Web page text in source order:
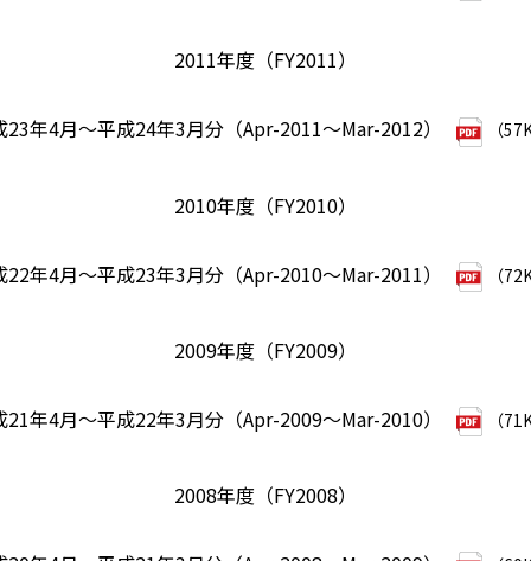
2011年度（FY2011）
23年4月～平成24年3月分（Apr-2011～Mar-2012） （
2010年度（FY2010）
22年4月～平成23年3月分（Apr-2010～Mar-2011） （
2009年度（FY2009）
21年4月～平成22年3月分（Apr-2009～Mar-2010） （
2008年度（FY2008）